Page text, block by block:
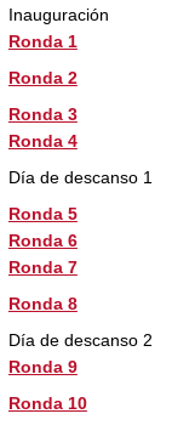
Inauguración
Ronda 1
Ronda 2
Ronda 3
Ronda 4
Día de descanso 1
Ronda 5
Ronda 6
Ronda 7
Ronda 8
Día de descanso 2
Ronda 9
Ronda 10